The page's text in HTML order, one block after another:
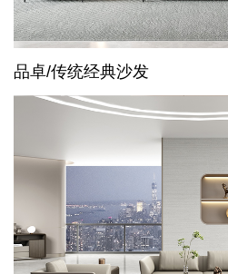
品卓/传统经典沙发